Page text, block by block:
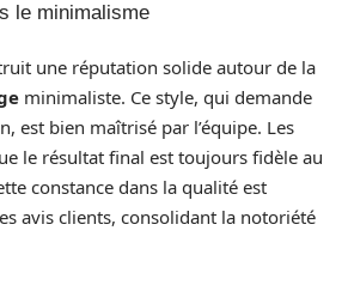
le minimalisme
une réputation solide autour de la
minimaliste. Ce style, qui demande
est bien maîtrisé par l’équipe. Les
le résultat final est toujours fidèle au
constance dans la qualité est
avis clients, consolidant la notoriété